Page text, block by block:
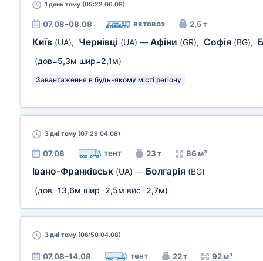
1 день тому (05:22 06.08)
07.08–08.08 автовоз 2,5 т
Київ (UA), Чернівці (UA) — Афіни (GR), Софія (BG),
(дов=5,3м шир=2,1м)
Завантаження в будь-якому місті регіону
3 дні тому (07:29 04.08)
07.08 тент 23 т 86 м³
Івано-Франківськ (UA) — Болгарія (BG)
(дов=13,6м шир=2,5м вис=2,7м)
3 дні тому (06:50 04.08)
07.08–14.08 тент 22 т 92 м³